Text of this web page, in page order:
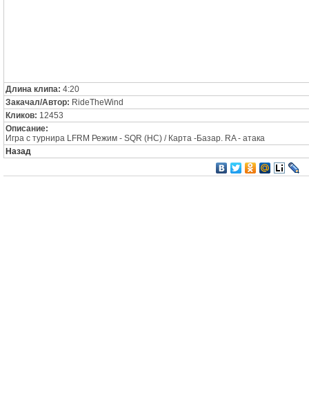
Длина клипа: 4:20
Закачал/Автор: RideTheWind
Кликов: 12453
Описание:
Игра с турнира LFRM Режим - SQR (HC) / Карта -Базар. RA - атака
Назад